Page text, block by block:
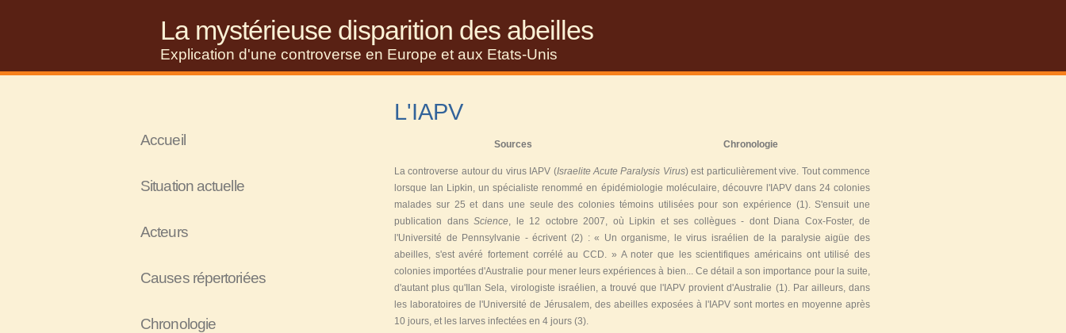
La mystérieuse disparition des abeilles
Explication d'une controverse en Europe et aux Etats-Unis
L'IAPV
Sources Chronologie
La controverse autour du virus IAPV (Israelite Acute Paralysis Virus) est particulièrement vive. Tout commence
lorsque Ian Lipkin, un spécialiste renommé en épidémiologie moléculaire, découvre l'IAPV dans 24 colonies
malades sur 25 et dans une seule des colonies témoins utilisées pour son expérience (1). S'ensuit une
publication dans Science, le 12 octobre 2007, où Lipkin et ses collègues - dont Diana Cox-Foster, de
l'Université de Pennsylvanie - écrivent (2): « Un organisme, le virus israélien de la paralysie aigüe des
abeilles, s'est avéré fortement corrélé au CCD. » A noter que les scientifiques américains ont utilisé des
colonies importées d'Australie pour mener leurs expériences à bien... Ce détail a son importance pour la suite,
d'autant plus qu'Ilan Sela, virologiste israélien, a trouvé que l'IAPV provient d'Australie (1). Par ailleurs, dans
les laboratoires de l'Université de Jérusalem, des abeilles exposées à l'IAPV sont mortes en moyenne après
10 jours, et les larves infectées en 4 jours (3).
Accueil
Situation actuelle
Acteurs
Causes répertoriées
Chronologie